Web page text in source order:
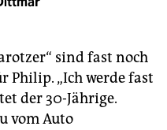
sind fast noch
Philip. „Ich werde fast
der 30-Jährige.
vom Auto